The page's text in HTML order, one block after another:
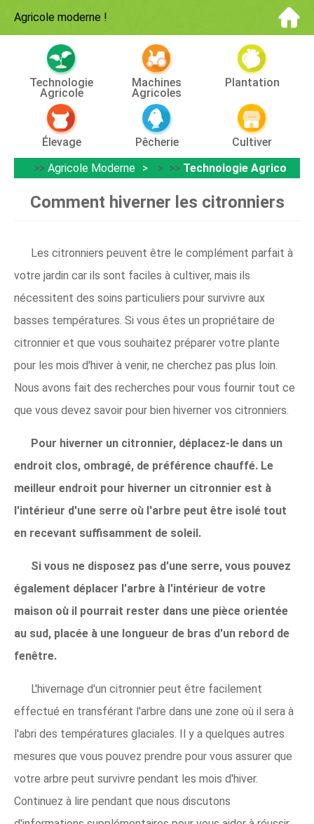
Agricole moderne !
Technologie
Agricole
Machines
Agricoles
Plantation
Élevage Pêcherie
Cultiver
>> Agricole Moderne > >> Technologie Agricole
Comment hiverner les citronniers
Les citronniers peuvent être le complément parfait à
votre jardin car ils sont faciles à cultiver, mais ils
nécessitent des soins particuliers pour survivre aux
basses températures. Si vous êtes un propriétaire de
citronnier et que vous souhaitez préparer votre plante
pour les mois d'hiver à venir, ne cherchez pas plus loin.
Nous avons fait des recherches pour vous fournir tout ce
que vous devez savoir pour bien hiverner vos citronniers.
Pour hiverner un citronnier, déplacez-le dans un
endroit clos, ombragé, de préférence chauffé. Le
meilleur endroit pour hiverner un citronnier est à
l'intérieur d'une serre où l'arbre peut être isolé tout
en recevant suffisamment de soleil.
Si vous ne disposez pas d'une serre, vous pouvez
également déplacer l'arbre à l'intérieur de votre
maison où il pourrait rester dans une pièce orientée
au sud, placée à une longueur de bras d'un rebord de
fenêtre.
L'hivernage d'un citronnier peut être facilement
effectué en transférant l'arbre dans une zone où il sera à
l'abri des températures glaciales. Il y a quelques autres
mesures que vous pouvez prendre pour vous assurer que
votre arbre peut survivre pendant les mois d'hiver.
Continuez à lire pendant que nous discutons